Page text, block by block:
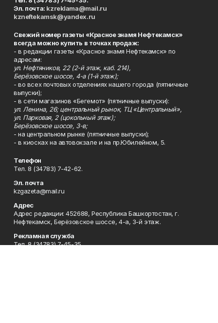
Эл. почта: kzreklama@mail.ru
kzneftekamsk@yandex.ru
Свежий номер газеты «Красное знамя Нефтекамск»
всегда можно купить в точках продаж:
- в редакции газеты «Красное знамя Нефтекамск» по
адресам:
ул. Нефтяников, 22 (2-й этаж, каб. 214),
Берёзовское шоссе, 4-а (1-й этаж);
- во всех почтовых отделениях нашего города (пятничные
выпуски);
- в сети магазинов «Бегемот» (пятничные выпуски):
ул. Ленина, 26; центральный рынок, ТЦ «Центральный»,
ул. Парковая, 2 (цокольный этаж);
Берёзовское шоссе, 3-в;
- на центральном рынке (пятничные выпуски);
- в киосках на автовокзале и на пр.Юбилейном, 5.
Телефон
Тел. 8 (34783) 7-42-62.
Эл. почта
kzgazeta@mail.ru
Адрес
Адрес редакции: 452688, Республика Башкортостан, г.
Нефтекамск, Берёзовское шоссе, 4-а, 3-й этаж.
Рекламная служба
Тел. 8 (34783) 7-45-35.